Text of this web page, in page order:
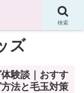
ズ
験談｜おすす
法と毛玉対策
検索